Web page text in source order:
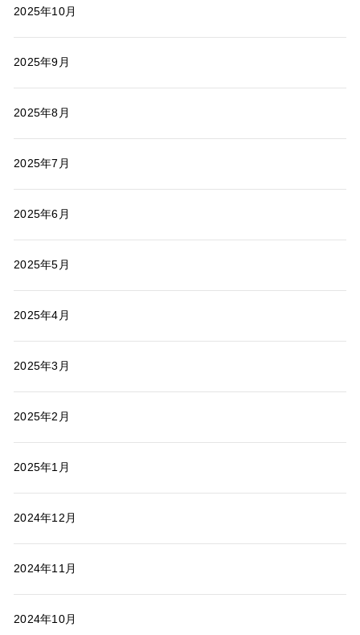
2025年10月
2025年9月
2025年8月
2025年7月
2025年6月
2025年5月
2025年4月
2025年3月
2025年2月
2025年1月
2024年12月
2024年11月
2024年10月